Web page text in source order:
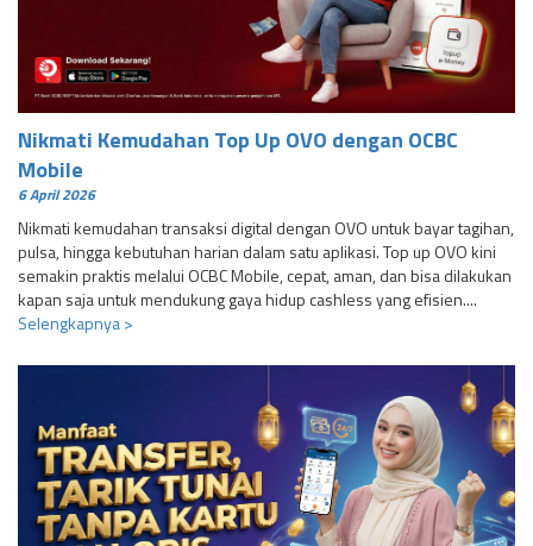
Nikmati Kemudahan Top Up OVO dengan OCBC
Mobile
6 April 2026
Nikmati kemudahan transaksi digital dengan OVO untuk bayar tagihan,
pulsa, hingga kebutuhan harian dalam satu aplikasi. Top up OVO kini
semakin praktis melalui OCBC Mobile, cepat, aman, dan bisa dilakukan
kapan saja untuk mendukung gaya hidup cashless yang efisien....
Selengkapnya >